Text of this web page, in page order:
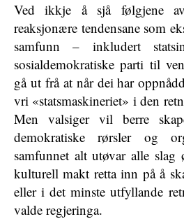
Ved ikkje å sjå følgjene
reaksjonære tendensane som
samfunn – inkludert
sosialdemokratiske parti til
gå ut frå at når dei har
vri «statsmaskineriet» i den
Men valsiger vil berre
demokratiske rørsler og
samfunnet alt utøvar alle slag
kulturell makt retta inn på å
eller i det minste utfyllande
valde regjeringa.